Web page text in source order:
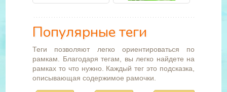
Популярные теги
Теги позволяют легко ориентироваться по
рамкам. Благодаря тегам, вы легко найдете на
рамках то что нужно. Каждый тег это подсказка,
описывающая содержимое рамочки.